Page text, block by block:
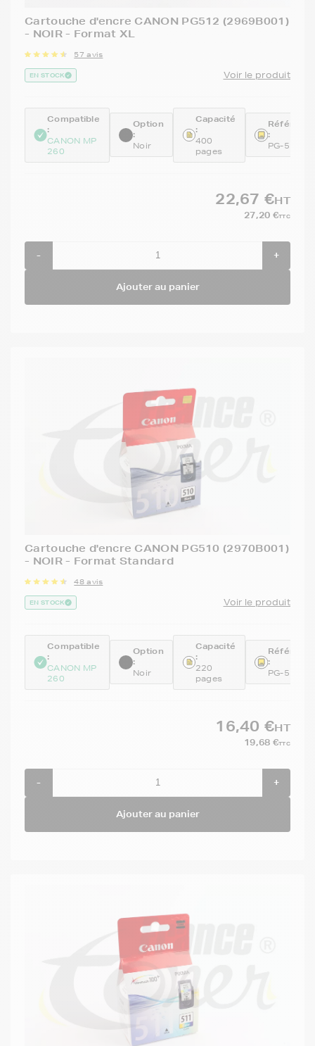
Cartouche d'encre CANON PG512 (2969B001)
- NOIR - Format XL
57 avis
EN STOCK Voir le produit
Compatible
:
CANON MP
260
Option
:
Noir
Capacité
:
400
pages
:
PG-512BK
22,67 €HT
27,20 €TTC
- +
Ajouter au panier
Cartouche d'encre CANON PG510 (2970B001)
- NOIR - Format Standard
48 avis
EN STOCK Voir le produit
Compatible
:
CANON MP
260
Option
:
Noir
Capacité
:
220
pages
:
PG-510
16,40 €HT
19,68 €TTC
- +
Ajouter au panier